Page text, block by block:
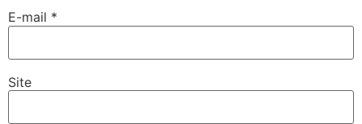
E-mail *
Site